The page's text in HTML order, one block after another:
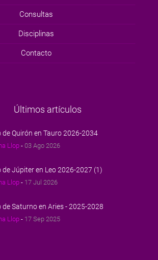
Consultas
Disciplinas
Contacto
Últimos artículos
de Quirón en Tauro 2026-2034
Llop - 03 Ago 2026
de Júpiter en Leo 2026-2027 (1)
Llop - 17 Jul 2026
de Saturno en Aries - 2025-2028
Llop - 17 Sep 2025